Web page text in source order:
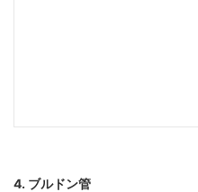
4. ブルドン管